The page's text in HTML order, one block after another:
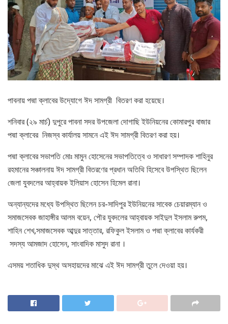
পাবনায় পদ্মা ক্লাবের উদ্যোগে ঈদ সামগ্রী বিতরণ করা হয়েছে।
শনিবার (২৯ মার্চ) দুপুরে পাবনা সদর উপজেলা দোগাছি ইউনিয়নের কোমারপুর বাজার
পদ্মা ক্লাবের নিজস্ব কার্যালয় সামনে এই ঈদ সামগ্রী বিতরণ করা হয়।
পদ্মা ক্লাবের সভাপতি মোঃ মামুন হোসেনের সভাপতিত্বে ও সাধারণ সম্পাদক শাহিনুর
রহমানের সঞ্চালনায় ঈদ সামগ্রী বিতরণের প্রধান অতিথি হিসেবে উপস্থিত ছিলেন
জেলা যুবদলের আহ্বায়ক ইলিয়াস হোসেন হিমেল রানা।
অন্যান্যদের মধ্যে উপস্থিত ছিলেন চর-সাদিপুর ইউনিয়নের সাবেক চেয়ারম্যান ও
সমাজসেবক জাহাঙ্গীর আলম বয়েন, পৌর যুবদলের আহ্বায়ক সাইদুল ইসলাম রুপম,
শাহিন শেখ,সমাজসেবক আব্দুর সাত্তার, রফিকুল ইসলাম ও পদ্মা ক্লাবের কার্যকরী
সদস্য আমজাদ হোসেন, সাংবাদিক মাসুদ রানা ।
এসময় শতাধিক দুস্থ অসহায়দের মাঝে এই ঈদ সামগ্রী তুলে দেওয়া হয়।